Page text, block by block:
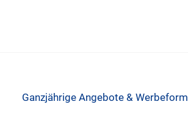
Ganzjährige Angebote &